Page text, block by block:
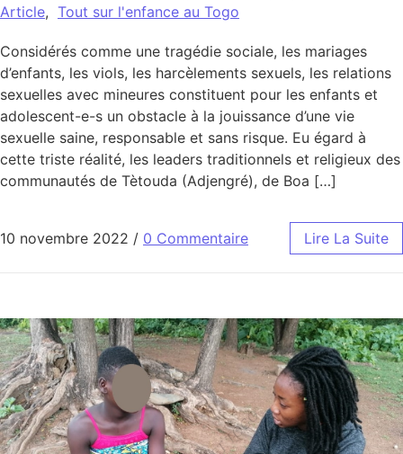
Article, Tout sur l'enfance au Togo
Considérés comme une tragédie sociale, les mariages
d’enfants, les viols, les harcèlements sexuels, les relations
sexuelles avec mineures constituent pour les enfants et
adolescent-e-s un obstacle à la jouissance d’une vie
sexuelle saine, responsable et sans risque. Eu égard à
cette triste réalité, les leaders traditionnels et religieux des
communautés de Tètouda (Adjengré), de Boa […]
10 novembre 2022 / 0 Commentaire Lire La Suite